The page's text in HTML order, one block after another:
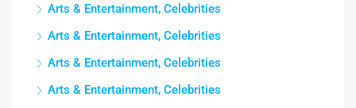
Arts & Entertainment, Celebrities
Arts & Entertainment, Celebrities
Arts & Entertainment, Celebrities
Arts & Entertainment, Celebrities